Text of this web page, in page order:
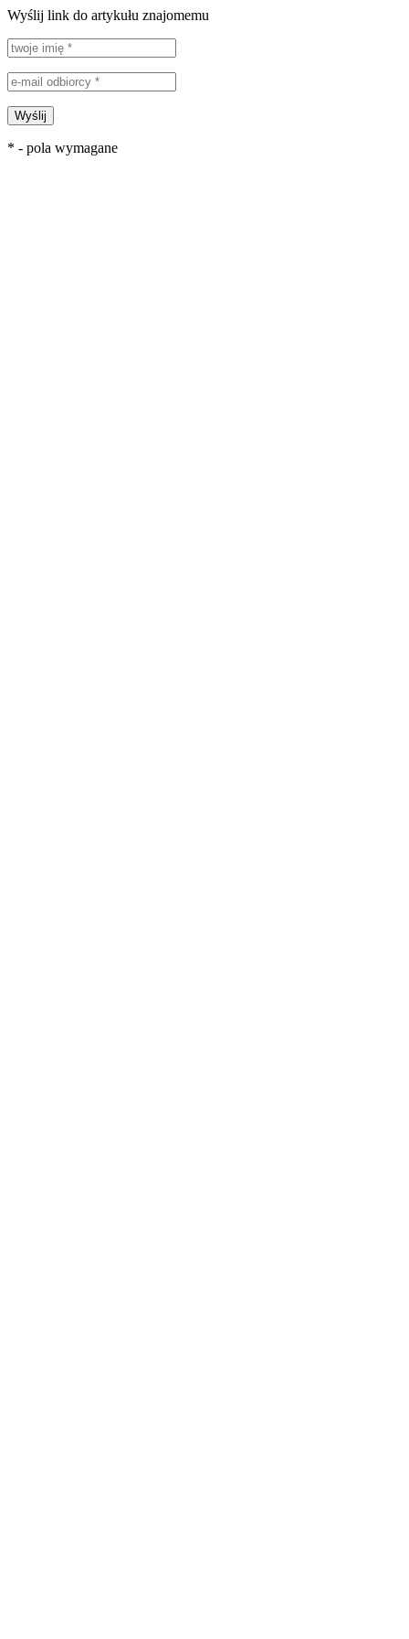
Wyślij link do artykułu znajomemu
Wyślij
* - pola wymagane